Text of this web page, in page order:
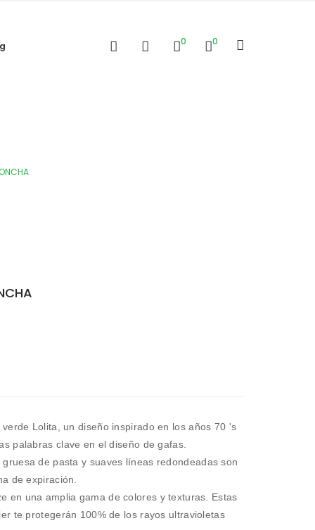
0
0
Lolita, un diseño inspirado en los años 70 's
palabras clave en el diseño de gafas.
de pasta y suaves líneas redondeadas son
de expiración.
en una amplia gama de colores y texturas. Estas
te protegerán 100% de los rayos ultravioletas